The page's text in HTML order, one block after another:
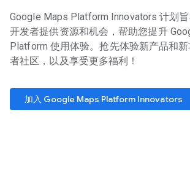
Google Maps Platform Innovators 计划
开发者提供资源和机会，帮助您提升
Platform 使用体验。抢先体验新产品和
者社区，以及享受更多福利！
加入 Google Maps Platform Innovators